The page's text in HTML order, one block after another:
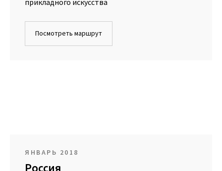
прикладного искусства
Посмотреть маршрут
ЯНВАРЬ 2018
Россия